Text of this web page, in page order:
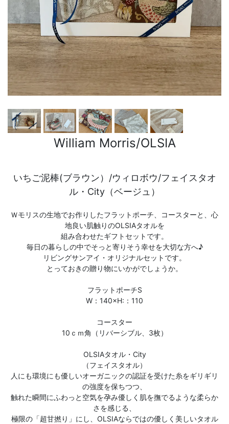
William Morris/OLSIA
いちご泥棒(ブラウン）/ウィロボウ/フェイスタオ
ル・City（ベージュ）
Ｗモリスの生地でお作りしたフラットポーチ、コースターと、心
地良い肌触りのOLSIAタオルを
組み合わせたギフトセットです。
毎日の暮らしの中でそっと寄りそう幸せを大切な方へ♪
リビングサンアイ・オリジナルセットです。
とっておきの贈り物にいかがでしょうか。
フラットポーチS
W：140×H:：110
コースター
10ｃｍ角（リバーシブル、3枚）
OLSIAタオル・City
（フェイスタオル）
人にも環境にも優しいオーガニックの認証を受けた糸をギリギリ
の強度を保ちつつ、
触れた瞬間にふわっと空気を孕み優しく肌を撫でるような柔らか
さを感じる、
極限の「超甘撚り」にし、OLSIAならではの優しく美しいタオル